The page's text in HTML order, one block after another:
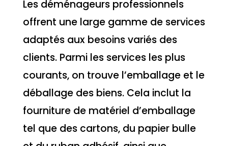
Les déménageurs professionnels
offrent une large gamme de services
adaptés aux besoins variés des
clients. Parmi les services les plus
courants, on trouve l’emballage et le
déballage des biens. Cela inclut la
fourniture de matériel d’emballage
tel que des cartons, du papier bulle